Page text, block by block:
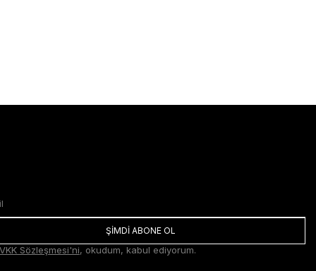
ŞİMDİ ABONE OL
Sözleşmesi'ni, okudum, kabul ediyorum.